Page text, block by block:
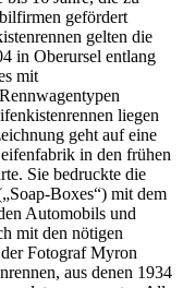
gefördert
gelten die
in Oberursel entlang
mit
liegen
geht auf eine
in den frühen
Sie bedruckte die
Boxes“) mit dem
Automobils und
mit den nötigen
Fotograf Myron
aus denen 1934